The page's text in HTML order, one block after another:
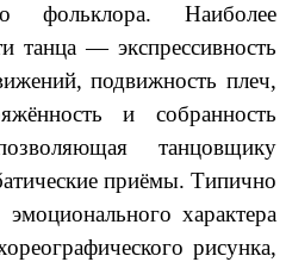
фольклора. Наиболее
танца — экспрессивность
подвижность плеч,
и собранность
танцовщику
приёмы. Типично
характера
рисунка,